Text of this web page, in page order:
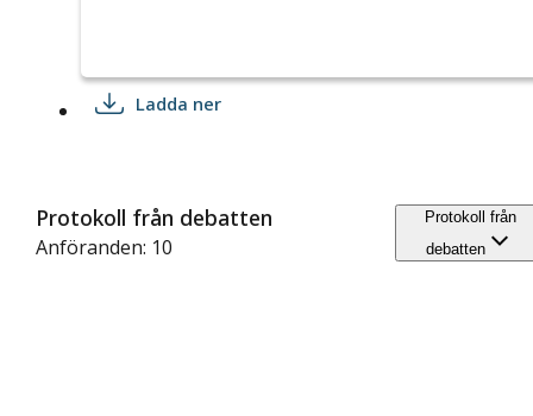
Ladda ner
Protokoll från debatten
Anföranden: 10
Protokoll från
debatten